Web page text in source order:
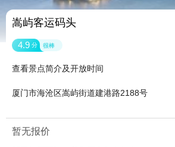
嵩屿客运码头
4.9 分 很棒
查看景点简介及开放时间
厦门市海沧区嵩屿街道建港路2188号
暂无报价